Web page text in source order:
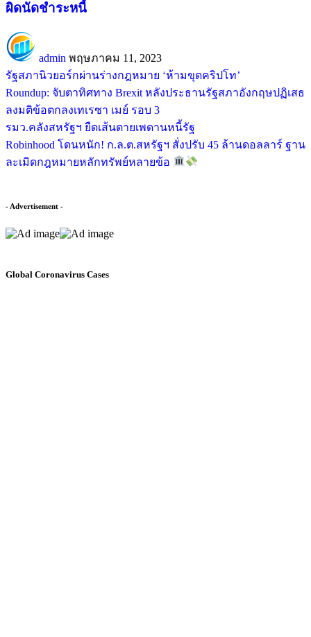
ผิดนัดชำระหนี้
admin พฤษภาคม 11, 2023
รัฐสภานิวยอร์กผ่านร่างกฎหมาย ‘ห้ามขุดคริปโท’
Roundup: จับตาทิศทาง Brexit หลังประธานรัฐสภาอังกฤษปฏิเสธ
ลงมติข้อตกลงเทเรซา เมย์ รอบ 3
รมว.คลังสหรัฐฯ ยืดเส้นตายเพดานหนี้รัฐ
Robinhood โดนหนัก! ก.ล.ต.สหรัฐฯ สั่งปรับ 45 ล้านดอลลาร์ ฐาน
ละเมิดกฎหมายหลักทรัพย์หลายข้อ
- Advertisement -
Global Coronavirus Cases